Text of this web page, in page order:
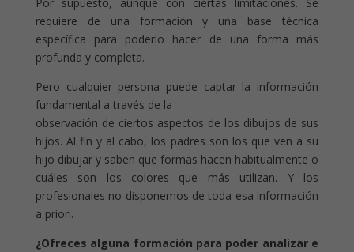
requiere de una formación y una base técnica
específica para poderlo hacer de una forma más
profunda y completa.
Pero cualquier persona puede captar la información
fundamental a través de la
observación de ciertos aspectos de los dibujos de sus
hijos. Al fin y al cabo, los padres son los que ven a su
hijo dibujar y saben que formas hacen habitualmente o
cuáles son los colores que más utilizan. Y los
profesionales no disponemos de toda esa información
a priori.
¿Ofreces alguna formación para poder analizar e